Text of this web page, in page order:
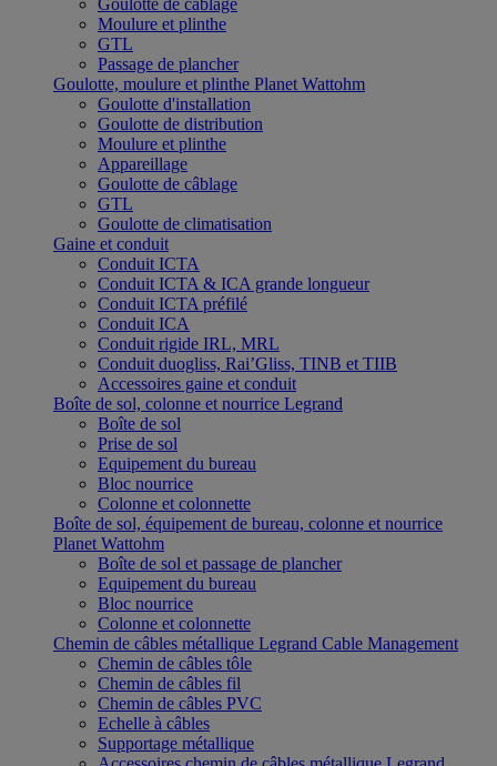
Goulotte de câblage
Moulure et plinthe
GTL
Passage de plancher
Goulotte, moulure et plinthe Planet Wattohm
Goulotte d'installation
Goulotte de distribution
Moulure et plinthe
Appareillage
Goulotte de câblage
GTL
Goulotte de climatisation
Gaine et conduit
Conduit ICTA
Conduit ICTA & ICA grande longueur
Conduit ICTA préfilé
Conduit ICA
Conduit rigide IRL, MRL
Conduit duogliss, Rai’Gliss, TINB et TIIB
Accessoires gaine et conduit
Boîte de sol, colonne et nourrice Legrand
Boîte de sol
Prise de sol
Equipement du bureau
Bloc nourrice
Colonne et colonnette
Boîte de sol, équipement de bureau, colonne et nourrice
Planet Wattohm
Boîte de sol et passage de plancher
Equipement du bureau
Bloc nourrice
Colonne et colonnette
Chemin de câbles métallique Legrand Cable Management
Chemin de câbles tôle
Chemin de câbles fil
Chemin de câbles PVC
Echelle à câbles
Supportage métallique